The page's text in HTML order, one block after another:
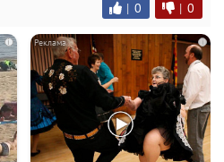
| 0 | 0
i i